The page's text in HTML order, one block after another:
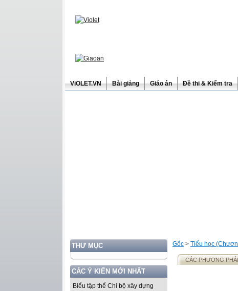
ViOLET.VN Bài giảng Giáo án Đề thi & Kiểm tra
THƯ MỤC
CÁC Ý KIẾN MỚI NHẤT
Biểu tập thể Chi bộ xây dựng
Gốc > Tiểu học
CÁC PHƯƠNG